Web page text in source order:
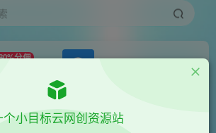
分佣
员专属 正文
个小目标云网创资源站